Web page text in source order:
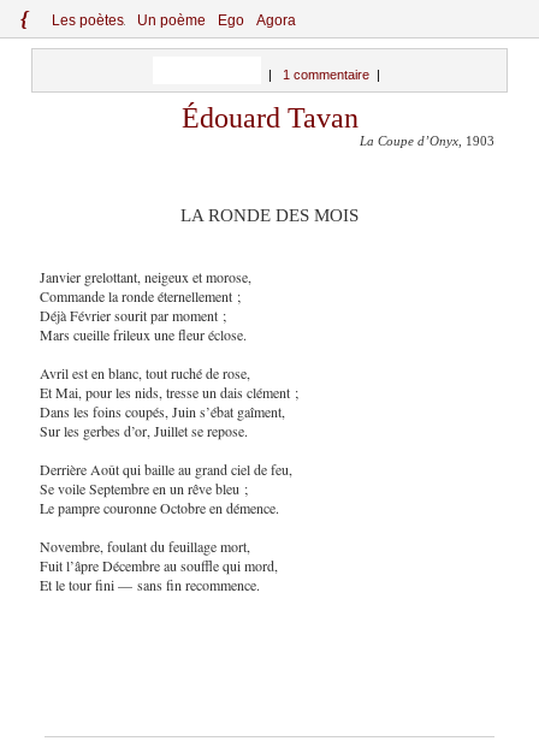
{ Les poètes Un poème Ego Agora
1 commentaire|
Édouard Tavan
La Coupe d’Onyx , 1903
LA RONDE DES MOIS
Janvier grelottant, neigeux et morose,
Commande la ronde éternellement ;
Déjà Février sourit par moment ;
Mars cueille frileux une fleur éclose.
Avril est en blanc, tout ruché de rose,
Et Mai, pour les nids, tresse un dais clément ;
Dans les foins coupés, Juin s’ébat gaîment,
Sur les gerbes d’or, Juillet se repose.
Derrière Août qui baille au grand ciel de feu,
Se voile Septembre en un rêve bleu ;
Le pampre couronne Octobre en démence.
Novembre, foulant du feuillage mort,
Fuit l’âpre Décembre au souffle qui mord,
Et le tour fini — sans fin recommence.